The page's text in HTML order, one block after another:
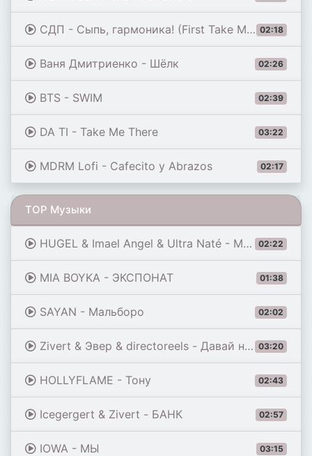
02:18
СДП - Сыпь, гармоника! (First Take Master)
02:26
Ваня Дмитриенко - Шёлк
02:39
BTS - SWIM
03:22
DA TI - Take Me There
02:17
MDRM Lofi - Cafecito y Abrazos
TOP Музыки
02:22
HUGEL & Imael Angel & Ultra Naté - Movin' To The Sun
01:38
MIA BOYKA - ЭКСПОНАТ
02:02
SAYAN - Мальборо
03:20
Zivert & Эвер & directoreels - Давай на самый верх
02:43
HOLLYFLAME - Тону
02:57
Icegergert & Zivert - БАНК
03:15
IOWA - МЫ